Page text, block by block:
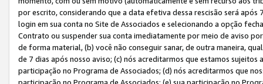
por escrito, considerando que a data efetiva dessa rescisão será
login em sua conta no Site de Associados e selecionando a opção
Contrato ou suspender sua conta imediatamente por meio de aviso
de forma material, (b) você não conseguir sanar, de outra maneira,
de 7 dias após nosso aviso; (c) nós acreditarmos que estamos
participação no Programa de Associados; (d) nós acreditarmos que
participação no Programa de Associados; (e) sua participação no